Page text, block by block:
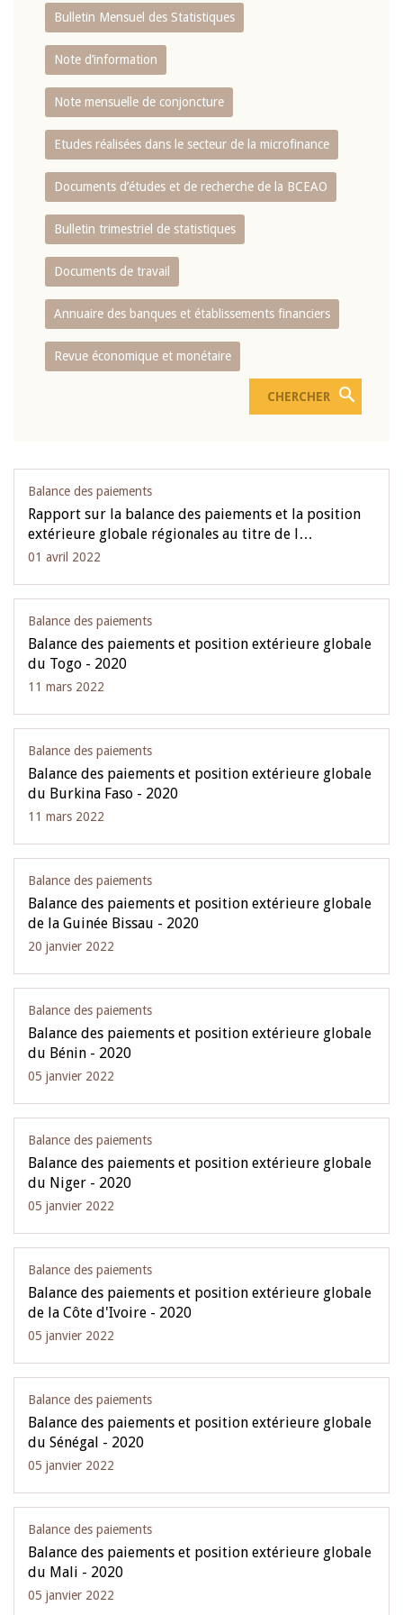
Bulletin Mensuel des Statistiques
Note d’information
Note mensuelle de conjoncture
Etudes réalisées dans le secteur de la microfinance
Documents d’études et de recherche de la BCEAO
Bulletin trimestriel de statistiques
Documents de travail
Annuaire des banques et établissements financiers
Revue économique et monétaire
Balance des paiements
Rapport sur la balance des paiements et la position
extérieure globale régionales au titre de l…
01 avril 2022
Balance des paiements
Balance des paiements et position extérieure globale
du Togo - 2020
11 mars 2022
Balance des paiements
Balance des paiements et position extérieure globale
du Burkina Faso - 2020
11 mars 2022
Balance des paiements
Balance des paiements et position extérieure globale
de la Guinée Bissau - 2020
20 janvier 2022
Balance des paiements
Balance des paiements et position extérieure globale
du Bénin - 2020
05 janvier 2022
Balance des paiements
Balance des paiements et position extérieure globale
du Niger - 2020
05 janvier 2022
Balance des paiements
Balance des paiements et position extérieure globale
de la Côte d'Ivoire - 2020
05 janvier 2022
Balance des paiements
Balance des paiements et position extérieure globale
du Sénégal - 2020
05 janvier 2022
Balance des paiements
Balance des paiements et position extérieure globale
du Mali - 2020
05 janvier 2022